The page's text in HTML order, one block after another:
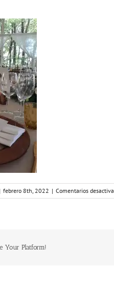
febrero 8th, 2022 | Comentarios
Your Platform!